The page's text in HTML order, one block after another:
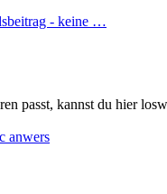
- keine …
passt, kannst du hier
anwers